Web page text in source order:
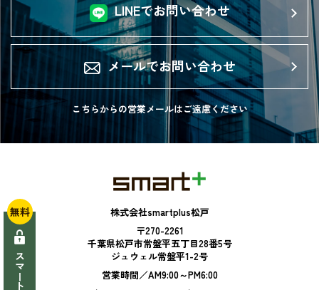
LINEでお問い合わせ
メールでお問い合わせ
こちらからの営業メールはご遠慮ください
株式会社smartplus松戸
〒270-2261
千葉県松戸市常盤平五丁目28番5号
ジュウェル常盤平1-2号
営業時間／AM9:00～PM6:00
無料